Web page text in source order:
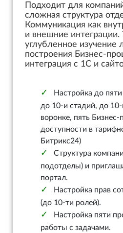
Подходит для
сложная структура
Коммуникация как
и внешние интеграции.
углубленное изучение
построения Бизнес-
интеграция с 1С и
Настройка до
до 10-и стадий, до
воронке, пять Бизнес-
доступности в
Битрикс24)
Структура
подотделы) и
портал.
Настройка прав
(до 10-ти ролей).
Настройка пяти
работы с задачами.